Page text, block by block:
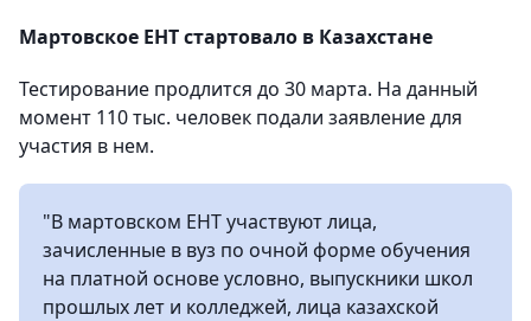
Мартовское ЕНТ стартовало в Казахстане
Тестирование продлится до 30 марта. На данный
момент 110 тыс. человек подали заявление для
участия в нем.
"В мартовском ЕНТ участвуют лица,
зачисленные в вуз по очной форме обучения
на платной основе условно, выпускники школ
прошлых лет и колледжей, лица казахской